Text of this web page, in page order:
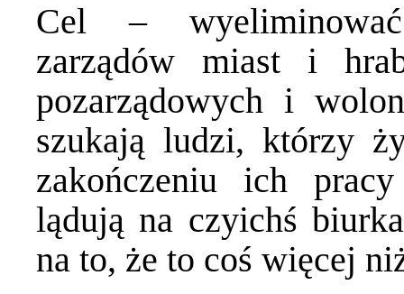
Cel – wyeliminować
zarządów miast i
pozarządowych i
szukają ludzi, którzy
zakończeniu ich
lądują na czyichś
na to, że to coś więcej